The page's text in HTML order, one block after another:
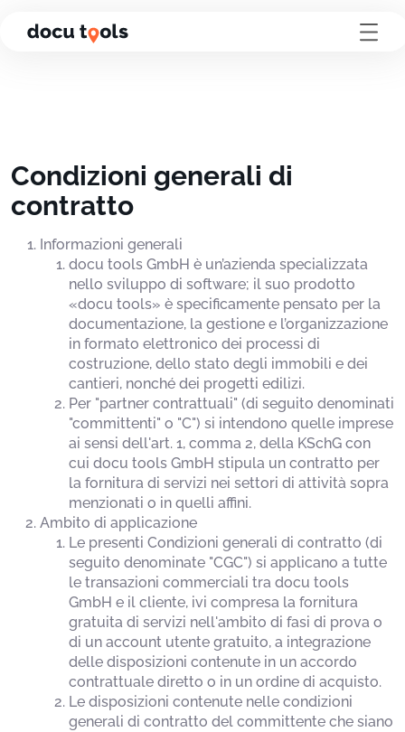
Vai al contenuto della pagina
Condizioni generali di
contratto
Informazioni generali
docu tools GmbH è un’azienda specializzata
nello sviluppo di software; il suo prodotto
«docu tools» è specificamente pensato per la
documentazione, la gestione e l’organizzazione
in formato elettronico dei processi di
costruzione, dello stato degli immobili e dei
cantieri, nonché dei progetti edilizi.
Per "partner contrattuali" (di seguito denominati
"committenti" o "C") si intendono quelle imprese
ai sensi dell'art. 1, comma 2, della KSchG con
cui docu tools GmbH stipula un contratto per
la fornitura di servizi nei settori di attività sopra
menzionati o in quelli affini.
Ambito di applicazione
Le presenti Condizioni generali di contratto (di
seguito denominate "CGC") si applicano a tutte
le transazioni commerciali tra docu tools
GmbH e il cliente, ivi compresa la fornitura
gratuita di servizi nell'ambito di fasi di prova o
di un account utente gratuito, a integrazione
delle disposizioni contenute in un accordo
contrattuale diretto o in un ordine di acquisto.
Le disposizioni contenute nelle condizioni
generali di contratto del committente che siano